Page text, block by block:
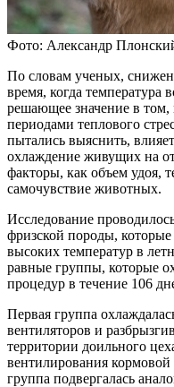
Фото: Александр
По словам ученых,
время, когда температура
решающее значение в том,
периодами теплового
пытались выяснить,
охлаждение живущих на
факторы, как объем удоя,
самочувствие животных.
Исследование
фризской породы,
высоких температур в
равные группы, которые
процедур в течение 106
Первая группа
вентиляторов и
территории доильного
вентилирования
группа подвергалась